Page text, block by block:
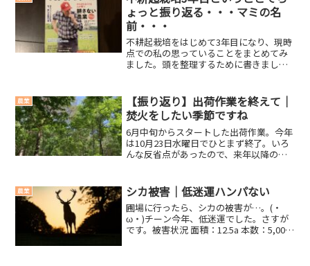
ょっと振り返る・・・マミの名
前・・・
不耕起栽培をはじめて3年目になり、現時
点での私の思っていることをまとめてみ
ました。頭を整理するために書きまし
取りやすい・地温が上がりにくい(私的に
はメリット)・排水...
農業
【振り返り】出荷作業を終えて｜
焚火をしたい季節ですね
6月中旬からスタートした出荷作業。今年
は10月23日水曜日でひとまず終了。いろ
んな反省点があったので、来年以降の自
比較して出荷量が倍以上に増えた。 家で
の作業は移動時...
農業 シカ被害｜低迷運ハンパない
圃場に行ったら、シカの被害が…。(・
ω・)チーン今年、低迷運でした。さすが
です。被害状況 面積：12.5a 本数：5,000